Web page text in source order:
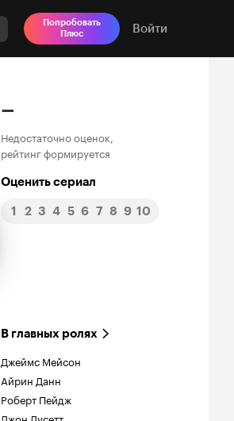
Попробовать
Плюс
Войти
–
Недостаточно оценок,
рейтинг формируется
Оценить сериал
1 2 3 4 5 6 7 8 9 10
В главных ролях
Джеймс Мейсон
Айрин Данн
Роберт Пейдж
Джон Дусетт